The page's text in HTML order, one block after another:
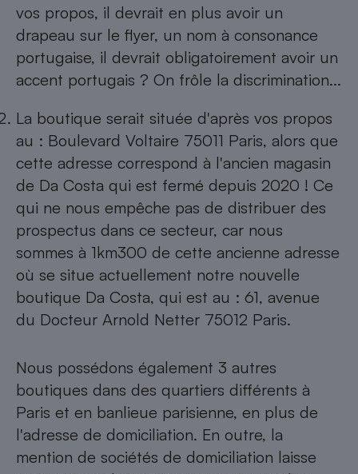
vos propos, il devrait en plus avoir un
drapeau sur le flyer, un nom à consonance
portugaise, il devrait obligatoirement avoir un
accent portugais ? On frôle la discrimination...
La boutique serait située d'après vos propos
au : Boulevard Voltaire 75011 Paris, alors que
cette adresse correspond à l'ancien magasin
de Da Costa qui est fermé depuis 2020 ! Ce
qui ne nous empêche pas de distribuer des
prospectus dans ce secteur, car nous
sommes à 1km300 de cette ancienne adresse
où se situe actuellement notre nouvelle
boutique Da Costa, qui est au : 61, avenue
du Docteur Arnold Netter 75012 Paris.
Nous possédons également 3 autres
boutiques dans des quartiers différents à
Paris et en banlieue parisienne, en plus de
l'adresse de domiciliation. En outre, la
mention de sociétés de domiciliation laisse